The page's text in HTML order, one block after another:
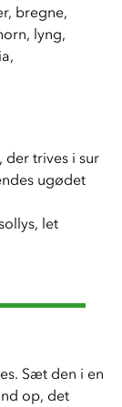
bregne,
lyng,
der trives i sur
ugødet
let
Sæt den i en
op, det